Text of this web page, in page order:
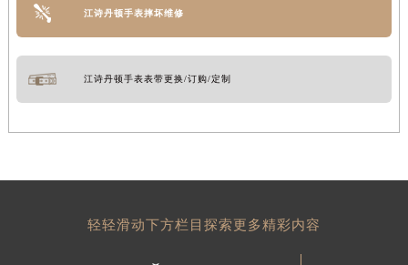
江诗丹顿手表摔坏维修
江诗丹顿手表表带更换/订购/定制
轻轻滑动下方栏目探索更多精彩内容